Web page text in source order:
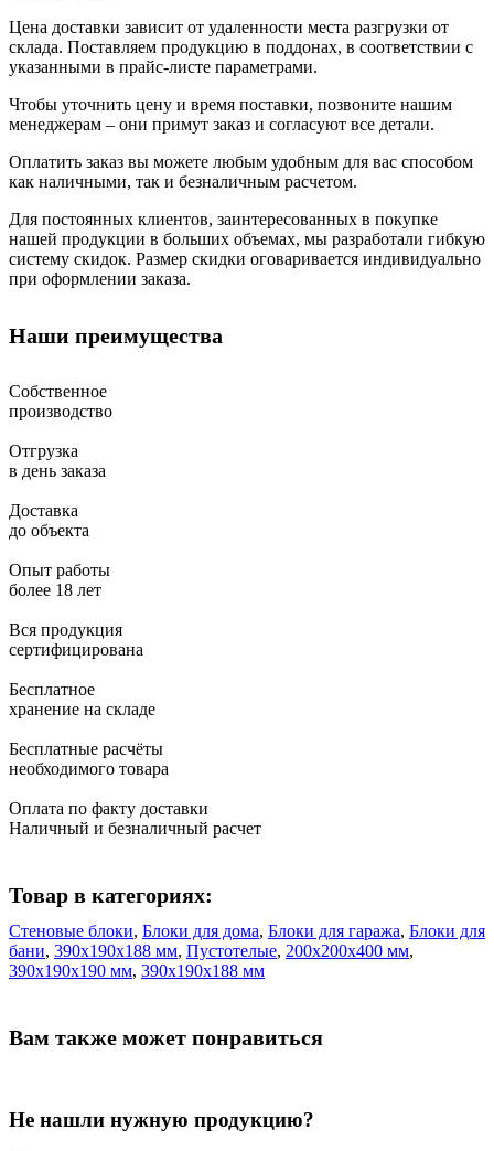
Цена доставки зависит от удаленности места разгрузки от
склада. Поставляем продукцию в поддонах, в соответствии с
указанными в прайс-листе параметрами.
Чтобы уточнить цену и время поставки, позвоните нашим
менеджерам – они примут заказ и согласуют все детали.
Оплатить заказ вы можете любым удобным для вас способом
как наличными, так и безналичным расчетом.
Для постоянных клиентов, заинтересованных в покупке
нашей продукции в больших объемах, мы разработали гибкую
систему скидок. Размер скидки оговаривается индивидуально
при оформлении заказа.
Наши преимущества
Собственное
производство
Отгрузка
в день заказа
Доставка
до объекта
Опыт работы
более 18 лет
Вся продукция
сертифицирована
Бесплатное
хранение на складе
Бесплатные расчёты
необходимого товара
Оплата по факту доставки
Наличный и безналичный расчет
Товар в категориях:
Стеновые блоки, Блоки для дома, Блоки для гаража, Блоки для
бани, 390х190х188 мм, Пустотелые, 200х200х400 мм,
390х190х190 мм, 390х190х188 мм
Вам также может понравиться
Не нашли нужную продукцию?